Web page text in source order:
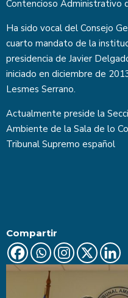
Contencioso Administrativo
Ha sido vocal del Consejo
cuarto mandato de la
presidencia de Javier
iniciado en diciembre de
Lesmes Serrano.
Actualmente preside la
Ambiente de la Sala de lo
Tribunal Supremo español
Compartir